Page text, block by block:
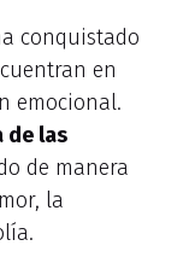
conquistado
en
emocional.
de las
de manera
la